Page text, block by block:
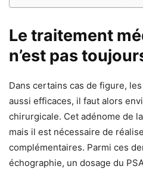
Le traitement
n’est pas
Dans certains cas de figure,
aussi efficaces, il faut alors
chirurgicale. Cet adénome de
mais il est nécessaire de
complémentaires. Parmi ces
échographie, un dosage du